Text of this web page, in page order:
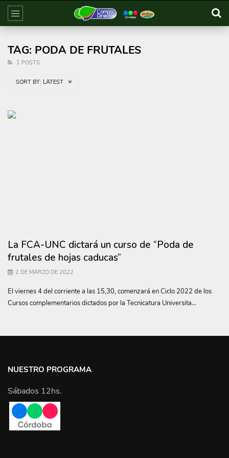
TAG: PODA DE FRUTALES
1 POSTS
SORT BY: LATEST
La FCA-UNC dictará un curso de “Poda de
frutales de hojas caducas”
2 DE MARZO DE 2022
El viernes 4 del corriente a las 15,30, comenzará en Ciclo 2022 de los
Cursos complementarios dictados por la Tecnicatura Universita...
NUESTRO PROGRAMA
Sábados 12hs.